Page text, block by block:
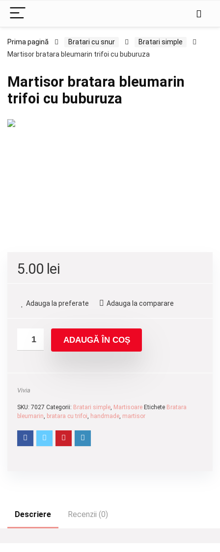
Prima pagină Bratari cu snur
Bratari simple
Martisor bratara bleumarin trifoi cu buburuza
Martisor bratara bleumarin
trifoi cu buburuza
5.00 lei
Adauga la preferate Adauga la comparare
ADAUGĂ ÎN COȘ
Vivia
SKU: 7027 Categorii: Bratari simple, Martisoare Etichete Bratara
bleumarin, bratara cu trifoi, handmade, martisor
Descriere Recenzii (0)